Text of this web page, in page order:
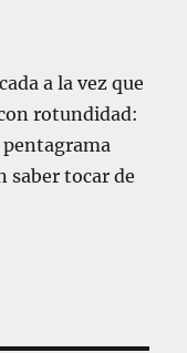
a la vez que
rotundidad:
pentagrama
saber tocar de